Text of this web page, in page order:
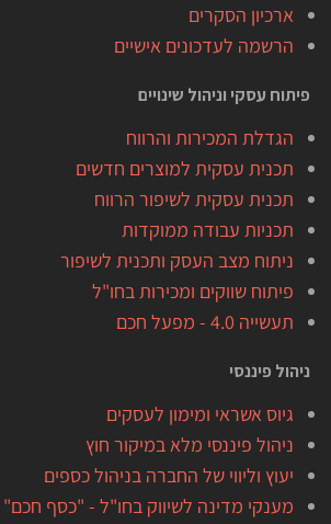
ארכיון הסקרים
הרשמה לעדכונים אישיים
פיתוח עסקי וניהול שינויים
הגדלת המכירות והרווח
תכנית עסקית למוצרים חדשים
תכנית עסקית לשיפור הרווח
תכניות עבודה ממוקדות
ניתוח מצב העסק ותכנית לשיפור
פיתוח שווקים ומכירות בחו"ל
תעשייה 4.0 - מפעל חכם
ניהול פיננסי
גיוס אשראי ומימון לעסקים
ניהול פיננסי מלא במיקור חוץ
יעוץ וליווי של החברה בניהול כספים
מענקי מדינה לשיווק בחו"ל - "כסף חכם"